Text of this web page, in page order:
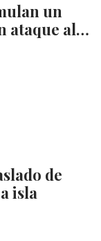
un
ataque al…
de
isla